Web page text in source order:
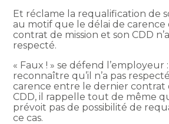
Et réclame la requalification de
au motif que le délai de
contrat de mission et son CDD
respecté.
« Faux ! » se défend l’employeur
reconnaître qu’il n’a pas
carence entre le dernier contrat
CDD, il rappelle tout de même
prévoit pas de possibilité de
ce cas.